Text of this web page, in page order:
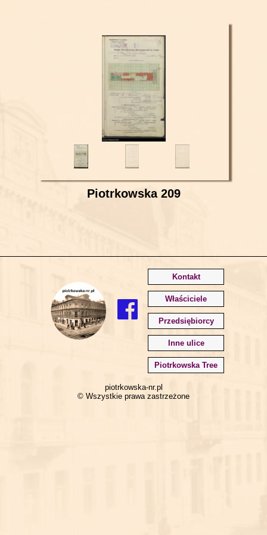
Piotrkowska 209
Kontakt
Właściciele
Przedsiębiorcy
Inne ulice
Piotrkowska Tree
piotrkowska-nr.pl
© Wszystkie prawa zastrzeżone